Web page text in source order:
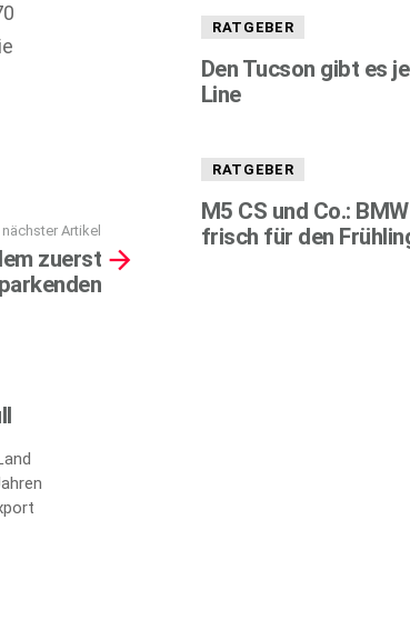
nächster Artikel
zuerst
RATGEBER
Den Tucson gibt es
Line
RATGEBER
M5 CS und Co.:
frisch für den